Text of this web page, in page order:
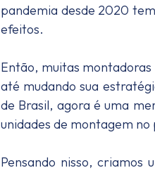
pandemia desde 2020
efeitos.
Então, muitas
até mudando sua
de Brasil, agora é uma
unidades de montagem no
Pensando nisso, criamos